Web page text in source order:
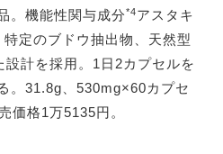
。機能性関与成分*4アスタキ
定のブドウ抽出物、天然型
設計を採用。1日2カプセルを
。31.8g、530mg×60カプセ
価格1万5135円。